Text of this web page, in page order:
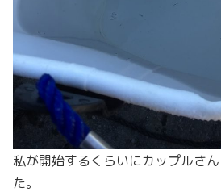
私が開始するくらいにカップルさ
た。